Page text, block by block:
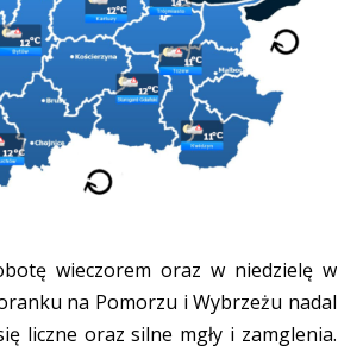
wieczorem oraz w niedzielę w
na Pomorzu i Wybrzeżu nadal
liczne oraz silne mgły i zamglenia.